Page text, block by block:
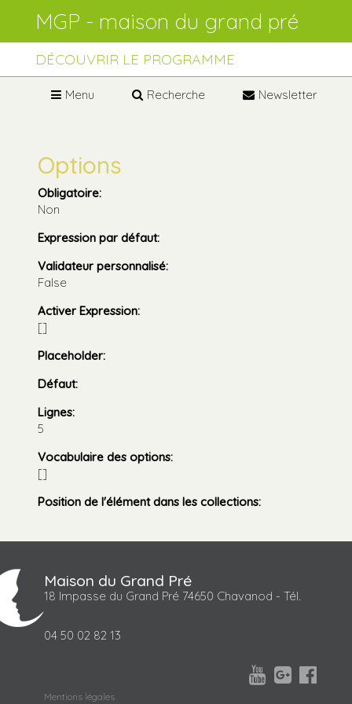
Aller
navigation
personnels
DÉCOUVRIR LE PROGRAMME
Menu Recherche Newsletter
Options
Obligatoire:
Non
Expression par défaut:
Validateur personnalisé:
False
Activer Expression:
[]
Placeholder:
Défaut:
Lignes:
5
Vocabulaire des options:
[]
Position de l'élément dans les collections:
Maison du Grand Pré
18 Impasse du Grand Pré 74650 Chavanod - Tél.
04 50 02 82 13



Mentions légales